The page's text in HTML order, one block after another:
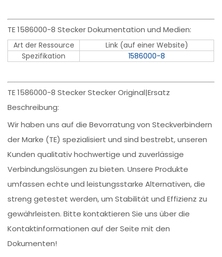
TE 1586000-8 Stecker Dokumentation und Medien:
Art der Ressource
Link (auf einer Website)
Spezifikation
1586000-8
TE 1586000-8 Stecker Stecker Original|Ersatz
Beschreibung:
Wir haben uns auf die Bevorratung von Steckverbindern
der Marke (TE) spezialisiert und sind bestrebt, unseren
Kunden qualitativ hochwertige und zuverlässige
Verbindungslösungen zu bieten. Unsere Produkte
umfassen echte und leistungsstarke Alternativen, die
streng getestet werden, um Stabilität und Effizienz zu
gewährleisten. Bitte kontaktieren Sie uns über die
Kontaktinformationen auf der Seite mit den
Dokumenten!